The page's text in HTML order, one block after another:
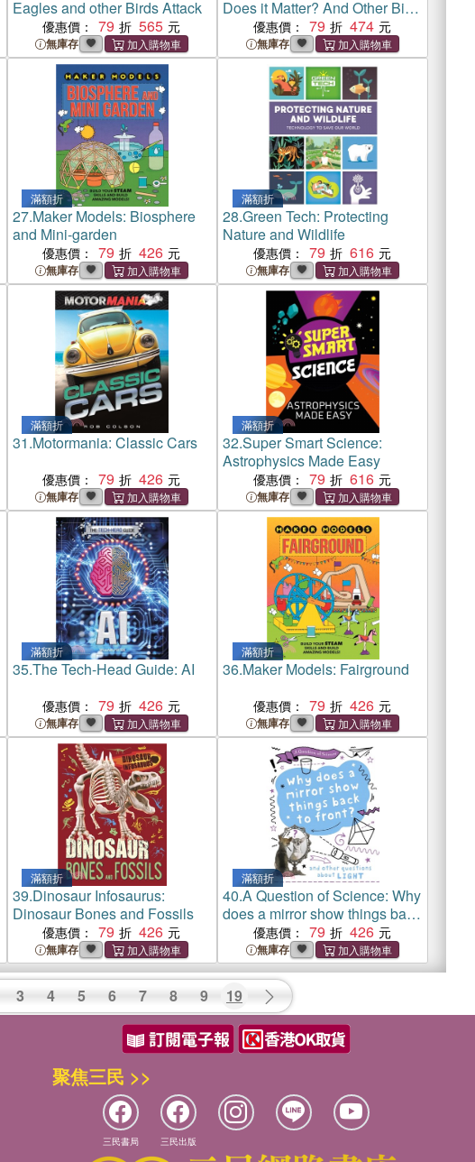
Eagles and other Birds Attack
優惠價： 79 565
無庫存
Does it Matter? And Other Big
Questions
優惠價： 79 474
無庫存
滿額折
27.Maker Models: Biosphere
and Mini-garden
優惠價： 79 426
無庫存
滿額折
28.Green Tech: Protecting
Nature and Wildlife
優惠價： 79 616
無庫存
滿額折
31.Motormania: Classic Cars
優惠價： 79 426
無庫存
滿額折
32.Super Smart Science:
Astrophysics Made Easy
優惠價： 79 616
無庫存
滿額折
35.The Tech-Head Guide: AI
優惠價： 79 426
無庫存
滿額折
36.Maker Models: Fairground
優惠價： 79 426
無庫存
滿額折
39.Dinosaur Infosaurus:
Dinosaur Bones and Fossils
優惠價： 79 426
無庫存
滿額折
40.A Question of Science: Why
does a mirror show things back
to front? And other questions
about light
優惠價： 79 426
無庫存
3 4 5 6 7 8 9 19
聚焦三民 >>
三民書局 三民出版